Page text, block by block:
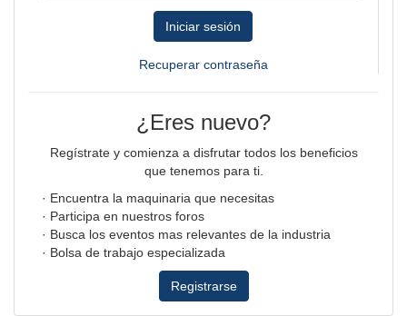
Iniciar sesión
Recuperar contraseña
¿Eres nuevo?
Regístrate y comienza a disfrutar todos los beneficios
que tenemos para ti.
· Encuentra la maquinaria que necesitas
· Participa en nuestros foros
· Busca los eventos mas relevantes de la industria
· Bolsa de trabajo especializada
Registrarse